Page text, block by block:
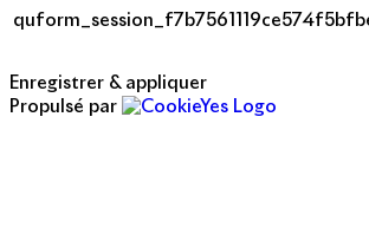
Enregistrer & appliquer
Propulsé par